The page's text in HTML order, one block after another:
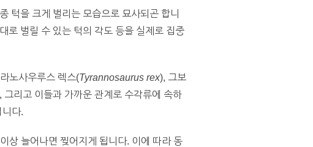
턱을 크게 벌리는 모습으로 묘사되곤 합니
로 벌릴 수 있는 턱의 각도 등을 실제로 집중
노사우루스 렉스(Tyrannosaurus rex), 그보
그리고 이들과 가까운 관계로 수각류에 속하
다.
상 늘어나면 찢어지게 됩니다. 이에 따라 동